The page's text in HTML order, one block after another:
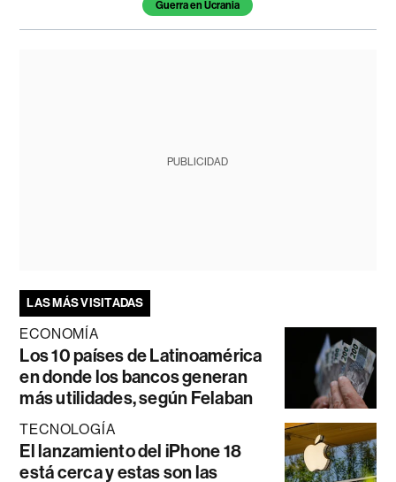
Guerra en Ucrania
PUBLICIDAD
LAS MÁS VISITADAS
ECONOMÍA
Los 10 países de Latinoamérica
en donde los bancos generan
más utilidades, según Felaban
TECNOLOGÍA
El lanzamiento del iPhone 18
está cerca y estas son las